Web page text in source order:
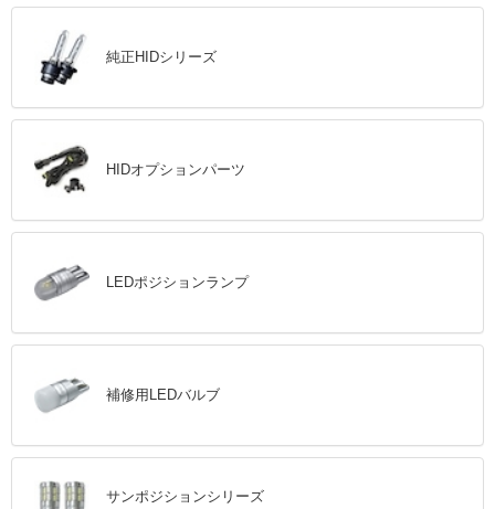
純正HIDシリーズ
HIDオプションパーツ
LEDポジションランプ
補修用LEDバルブ
サンポジションシリーズ